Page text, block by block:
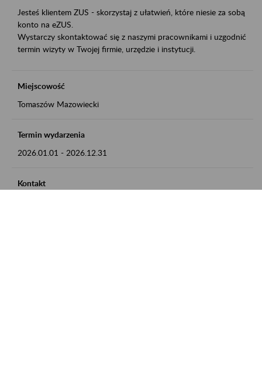
Jesteś klientem ZUS - skorzystaj z ułatwień, które niesie za sobą
konto na eZUS.
Wystarczy skontaktować się z naszymi pracownikami i uzgodnić
termin wizyty w Twojej firmie, urzędzie i instytucji.
Miejscowość
Tomaszów Mazowiecki
Termin wydarzenia
2026.01.01 - 2026.12.31
Kontakt